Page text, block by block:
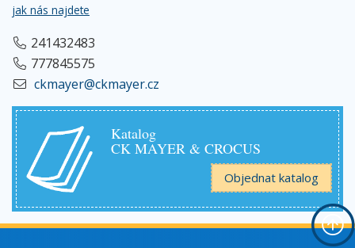
jak nás najdete
241432483
777845575
ckmayer@ckmayer.cz
Katalog
CK MAYER & CROCUS
Objednat katalog